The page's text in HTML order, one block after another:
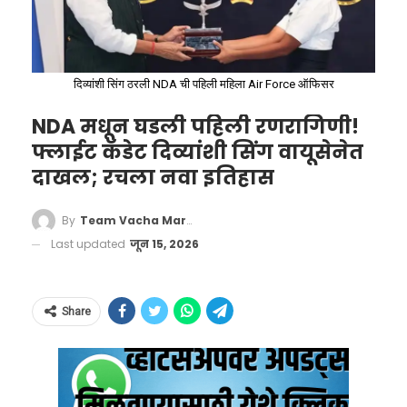
Govt Tightens Cough Syrup
Rules, Prescription Needed for
More
दिव्यांशी सिंग ठरली NDA ची पहिली महिला Air Force ऑफिसर
NDA मधून घडली पहिली रणरागिणी!
फ्लाईट कॅडेट दिव्यांशी सिंग वायूसेनेत
दाखल; रचला नवा इतिहास
By Team Vacha Marathi
Last updated जून 15, 2026
Share